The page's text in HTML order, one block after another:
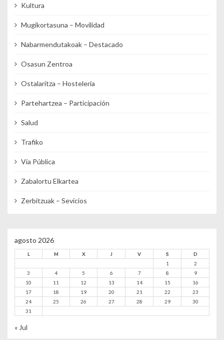
Kultura
Mugikortasuna – Movilidad
Nabarmendutakoak – Destacado
Osasun Zentroa
Ostalaritza – Hostelería
Partehartzea – Participación
Salud
Trafiko
Vía Pública
Zabalortu Elkartea
Zerbitzuak – Sevicios
agosto 2026
L M X J V S
D
1
2
3
4 5 6 7 8
9
10
11 12 13 14 15
16
17
18 19 20 21 22
23
24
25 26 27 28 29
30
31
« Jul